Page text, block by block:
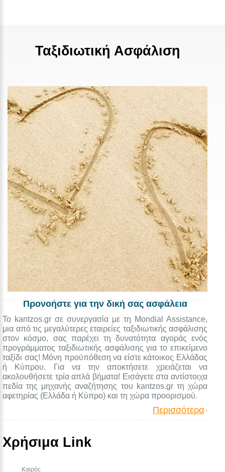
Ταξιδιωτική Ασφάλιση
Προνοήστε για την δική σας ασφάλεια
Το kantzos.gr σε συνεργασία με τη Mondial Assistance,
μια από τις μεγαλύτερες εταιρείες ταξιδιωτικής ασφάλισης
στον κόσμο, σας παρέχει τη δυνατότητα αγοράς ενός
προγράμματος ταξιδιωτικής ασφάλισης για το επικείμενο
ταξίδι σας! Μόνη προϋπόθεση να είστε κάτοικος Ελλάδας
ή Κύπρου. Για να την αποκτήσετε χρειάζεται να
ακολουθήσετε τρία απλά βήματα! Εισάγετε στα αντίστοιχα
πεδία της μηχανής αναζήτησης του kantzos.gr τη χώρα
αφετηρίας (Ελλάδα ή Κύπρο) και τη χώρα προορισμού.
Περισσότερα
Χρήσιμα Link
Καιρός